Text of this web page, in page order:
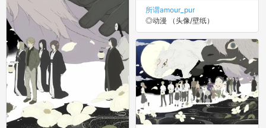
所谓amour_pur
◎动漫 （头像/壁纸）